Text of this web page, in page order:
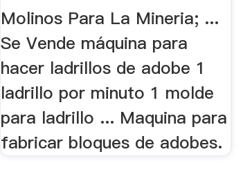
Molinos Para La Mineria; ...
Se Vende máquina para
hacer ladrillos de adobe 1
ladrillo por minuto 1 molde
para ladrillo ... Maquina para
fabricar bloques de adobes.